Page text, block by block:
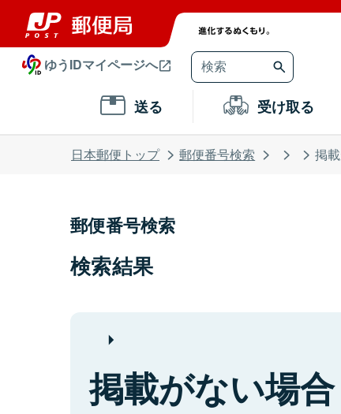
ゆうIDマイページへ
送る 受け取る
日本郵便トップ 郵便番号検索 掲
郵便番号検索
検索結果
掲載がない場合